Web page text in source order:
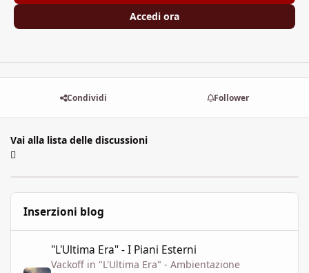
Accedi ora
Condividi Follower
Vai alla lista delle discussioni
Inserzioni blog
"L'Ultima Era" - I Piani Esterni
Vackoff in "L'Ultima Era" - Ambientazione